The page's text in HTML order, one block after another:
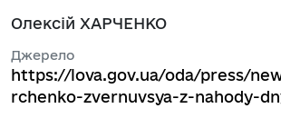
Олексій ХАРЧЕНКО
Джерело
https://lova.gov.ua/oda/press/
rchenko-zvernuvsya-z-nahody-